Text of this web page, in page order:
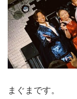
まぐまです。